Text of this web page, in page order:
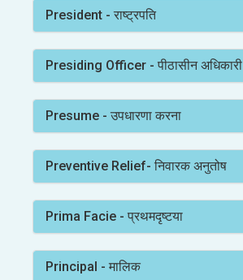
President - राष्ट्रपति
Presiding Officer - पीठासीन अधिकारी
Presume - उपधारणा करना
Preventive Relief- निवारक अनुतोष
Prima Facie - प्रथमदृष्टया
Principal - मालिक